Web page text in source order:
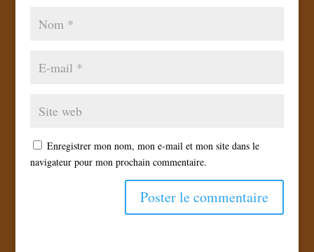
Enregistrer mon nom, mon e-mail et mon site dans le
navigateur pour mon prochain commentaire.